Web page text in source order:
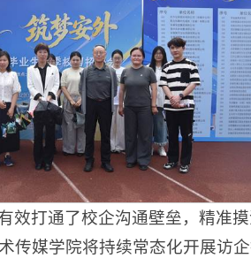
效打通了校企沟通壁垒，精准
传媒学院将持续常态化开展访